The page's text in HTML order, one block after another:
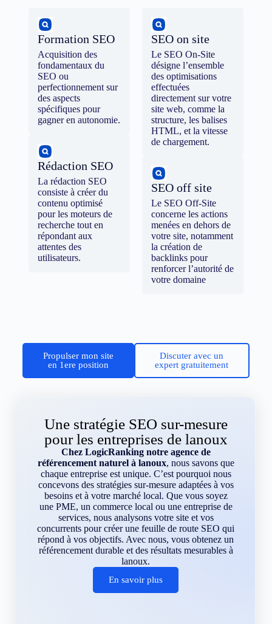
Formation SEO
Acquisition des
fondamentaux du
SEO ou
perfectionnement sur
des aspects
spécifiques pour
gagner en autonomie.
Rédaction SEO
La rédaction SEO
consiste à créer du
contenu optimisé
pour les moteurs de
recherche tout en
répondant aux
attentes des
utilisateurs.
SEO on site
Le SEO On-Site
désigne l’ensemble
des optimisations
effectuées
directement sur votre
site web, comme la
structure, les balises
HTML, et la vitesse
de chargement.
SEO off site
Le SEO Off-Site
concerne les actions
menées en dehors de
votre site, notamment
la création de
backlinks pour
renforcer l’autorité de
votre domaine
Propulser mon site
en 1ere position
Discuter avec un
expert gratuitement
Une stratégie SEO sur-mesure
pour les entreprises de lanoux
Chez LogicRanking notre agence de
référencement naturel à lanoux, nous savons que
chaque entreprise est unique. C’est pourquoi nous
concevons des stratégies sur-mesure adaptées à vos
besoins et à votre marché local. Que vous soyez
une PME, un commerce local ou une entreprise de
services, nous analysons votre site et vos
concurrents pour créer une feuille de route SEO qui
répond à vos objectifs. Avec nous, vous obtenez un
référencement durable et des résultats mesurables à
lanoux.
En savoir plus